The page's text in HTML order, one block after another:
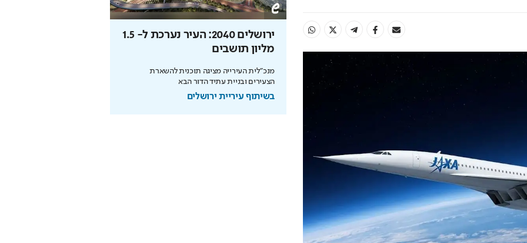
ירושלים 2040: העיר נערכת ל- 1.5
מליון תושבים
מנכ"לית העירייה מציגה תוכנית להשארת
הצעירים ובניית עתיד הדור הבא
בשיתוף עיריית ירושלים
שופינג, אמנות ואוכל: המרכז
המתחדש של מזרח י-ם
קפיצה קטנה לחו"ל: טיילת חדשה, מיצגי אמנות,
וכיכרות משופצות בהשקעה של 100 מיליון ₪
בשיתוף עיריית ירושלים
עצמה
שעוברת י-ם